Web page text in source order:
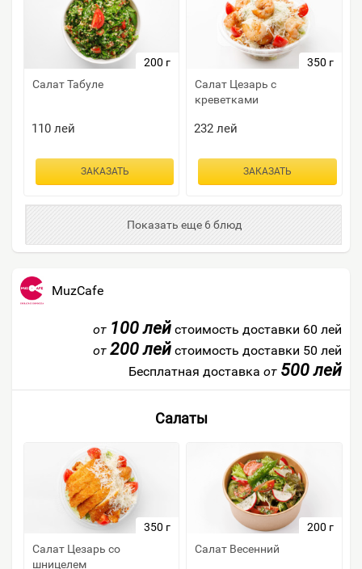
200 г
Салат Табуле
110лей
ЗАКАЗАТЬ
350 г
Салат Цезарь с
креветками
232лей
ЗАКАЗАТЬ
Показать еще 6 блюд
MuzCafe
от 100 лей стоимость доставки 60 лей
от 200 лей стоимость доставки 50 лей
Бесплатная доставка от 500 лей
Салаты
350 г
Салат Цезарь со
шницелем
200 г
Салат Весенний